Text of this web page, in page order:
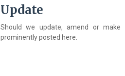
Update
Should we update, amend or
prominently posted here.